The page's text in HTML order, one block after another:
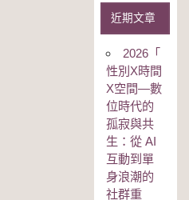
近期文章
2026「
性別Χ時間
Χ空間—數
位時代的
孤寂與共
生：從 AI
互動到單
身浪潮的
社群重